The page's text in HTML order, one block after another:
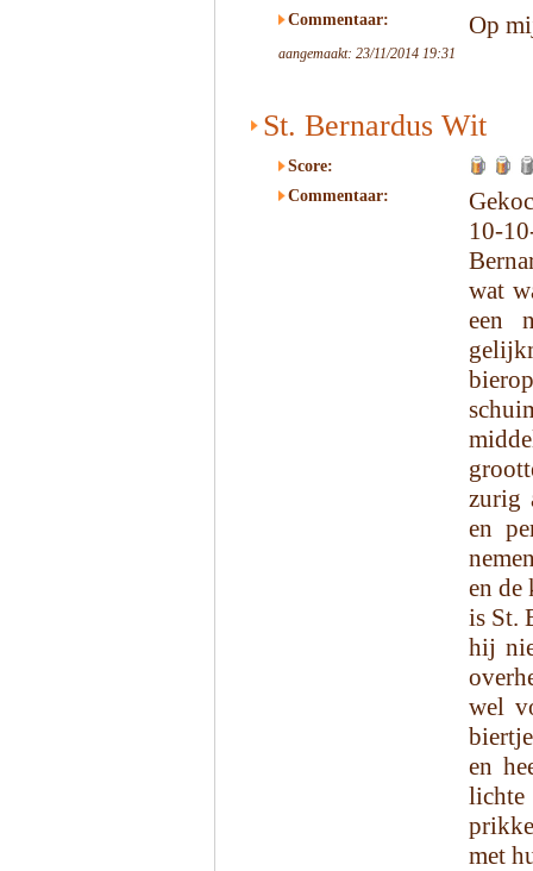
Commentaar:
Op
aangemaakt: 23/11/2014 19:31
St. Bernardus Wit
Score:
Commentaar:
10-
wat
een
zurig
en
en de
is St.
hij
wel
en
met